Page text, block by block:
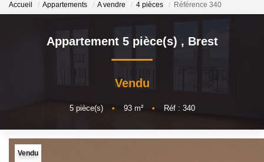
BIENS VENDUS
Accueil Appartements A vendre 4 pièces Référence 340
Appartement 5 pièce(s) , Brest
Vendu
5pièce(s) • 93m² • Réf : 340
Vendu